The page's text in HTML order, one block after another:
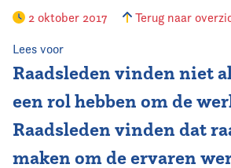
2 oktober 2017 Terug naar
Lees voor
Raadsleden vinden niet
een rol hebben om de
Raadsleden vinden dat
maken om de ervaren